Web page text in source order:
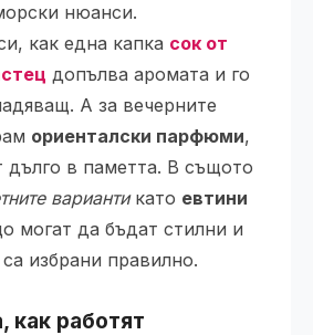
нюанси.
как една капка сок от
допълва аромата и го
А за вечерните
ориенталски парфюми,
дълго в паметта. В същото
вариантикато евтини
могат да бъдат стилни и
избрани правилно.
как работят